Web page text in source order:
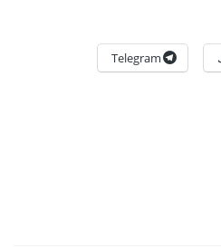
Telegram